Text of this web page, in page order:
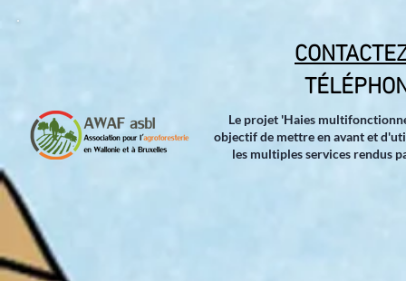
Le projet 'Haies
objectif de mettre en avant et
les multiples services rendus